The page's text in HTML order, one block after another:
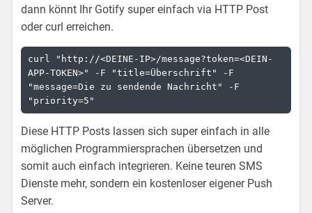
dann könnt Ihr Gotify super einfach via HTTP Post
oder curl erreichen.
curl "http://<DEINE-IP>/message?token=<DEIN-
APP-TOKEN>" -F "title=Überschrift" -F
"message=Die zu sendende Nachricht" -F
"priority=5"
Diese HTTP Posts lassen sich super einfach in alle
möglichen Programmiersprachen übersetzen und
somit auch einfach integrieren. Keine teuren SMS
Dienste mehr, sondern ein kostenloser eigener Push
Server.